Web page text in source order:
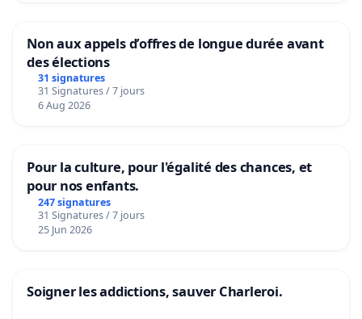
Non aux appels d’offres de longue durée avant
des élections
31 signatures
31 Signatures / 7 jours
6 Aug 2026
Pour la culture, pour l'égalité des chances, et
pour nos enfants.
247 signatures
31 Signatures / 7 jours
25 Jun 2026
Soigner les addictions, sauver Charleroi.